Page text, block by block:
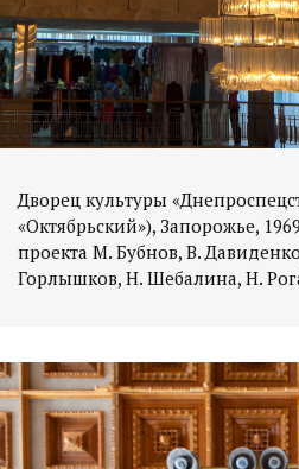
Дворец культуры
«Октябрьский»), Запорожье,
проекта М. Бубнов, В.
Горлышков, Н. Шебалина, Н.